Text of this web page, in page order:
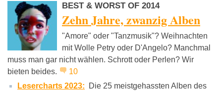
BEST & WORST OF 2014
Zehn Jahre, zwanzig Alben
"Amore" oder "Tanzmusik"? Weihnachten
mit Wolle Petry oder D'Angelo? Manchmal
muss man gar nicht wählen. Schrott oder Perlen? Wir
bieten beides.
10
Lesercharts 2023:
Die 25 meistgehassten Alben des